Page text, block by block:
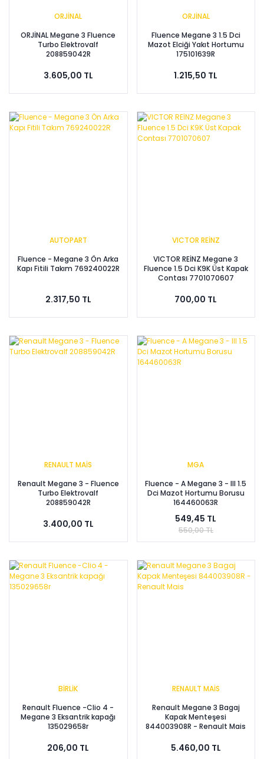
ORJİNAL
ORJİNAL Megane 3 Fluence
Turbo Elektrovalf
208859042R
3.605,00 TL
ORJİNAL
Fluence Megane 3 1.5 Dci
Mazot Elciği Yakıt Hortumu
175101639R
1.215,50 TL
AUTOPART
Fluence - Megane 3 Ön Arka
Kapı Fitili Takım 769240022R
2.317,50 TL
VICTOR REİNZ
VICTOR REİNZ Megane 3
Fluence 1.5 Dci K9K Üst Kapak
Contası 7701070607
700,00 TL
RENAULT MAİS
Renault Megane 3 - Fluence
Turbo Elektrovalf
208859042R
3.400,00 TL
MGA
Fluence - A Megane 3 - III 1.5
Dci Mazot Hortumu Borusu
164460063R
549,45 TL
550,00 TL
BİRLİK
Renault Fluence -Clio 4 -
Megane 3 Eksantrik kapağı
135029658r
206,00 TL
RENAULT MAİS
Renault Megane 3 Bagaj
Kapak Menteşesi
844003908R - Renault Mais
5.460,00 TL